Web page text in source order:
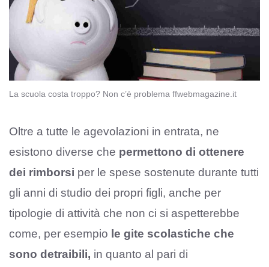
La scuola costa troppo? Non c’è problema ffwebmagazine.it
Oltre a tutte le agevolazioni in entrata, ne
esistono diverse che permettono di ottenere
dei rimborsi per le spese sostenute durante tutti
gli anni di studio dei propri figli, anche per
tipologie di attività che non ci si aspetterebbe
come, per esempio le gite scolastiche che
sono detraibili, in quanto al pari di